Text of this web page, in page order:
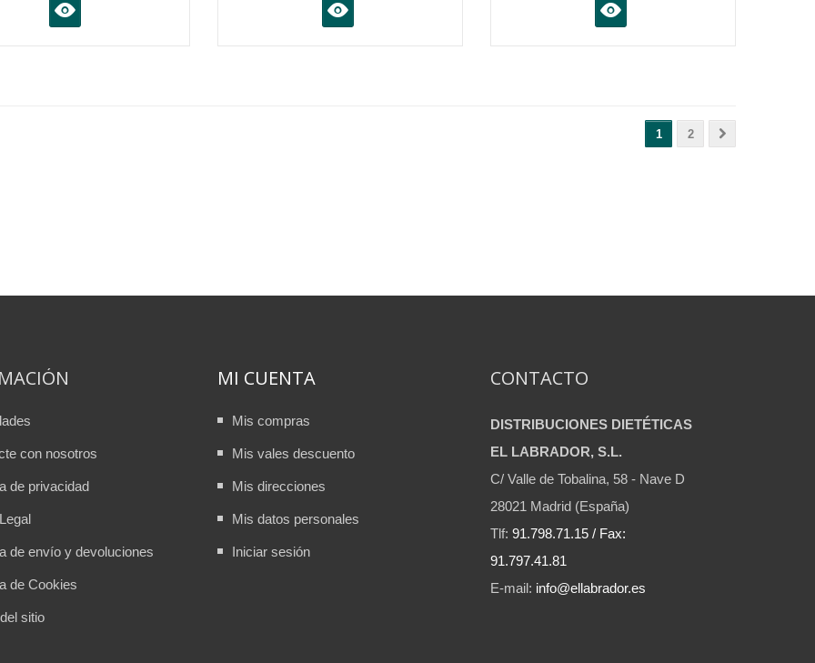
K K K
1 2
con nosotros
de privacidad
de envío y devoluciones
de Cookies
sitio
MI CUENTA
Mis compras
Mis vales descuento
Mis direcciones
Mis datos personales
Iniciar sesión
CONTACTO
DISTRIBUCIONES DIETÉTICAS
EL LABRADOR, S.L.
C/ Valle de Tobalina, 58 - Nave D
28021 Madrid (España)
Tlf: 91.798.71.15 / Fax:
91.797.41.81
E-mail: info@ellabrador.es